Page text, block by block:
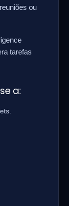
ou
tarefas
a: